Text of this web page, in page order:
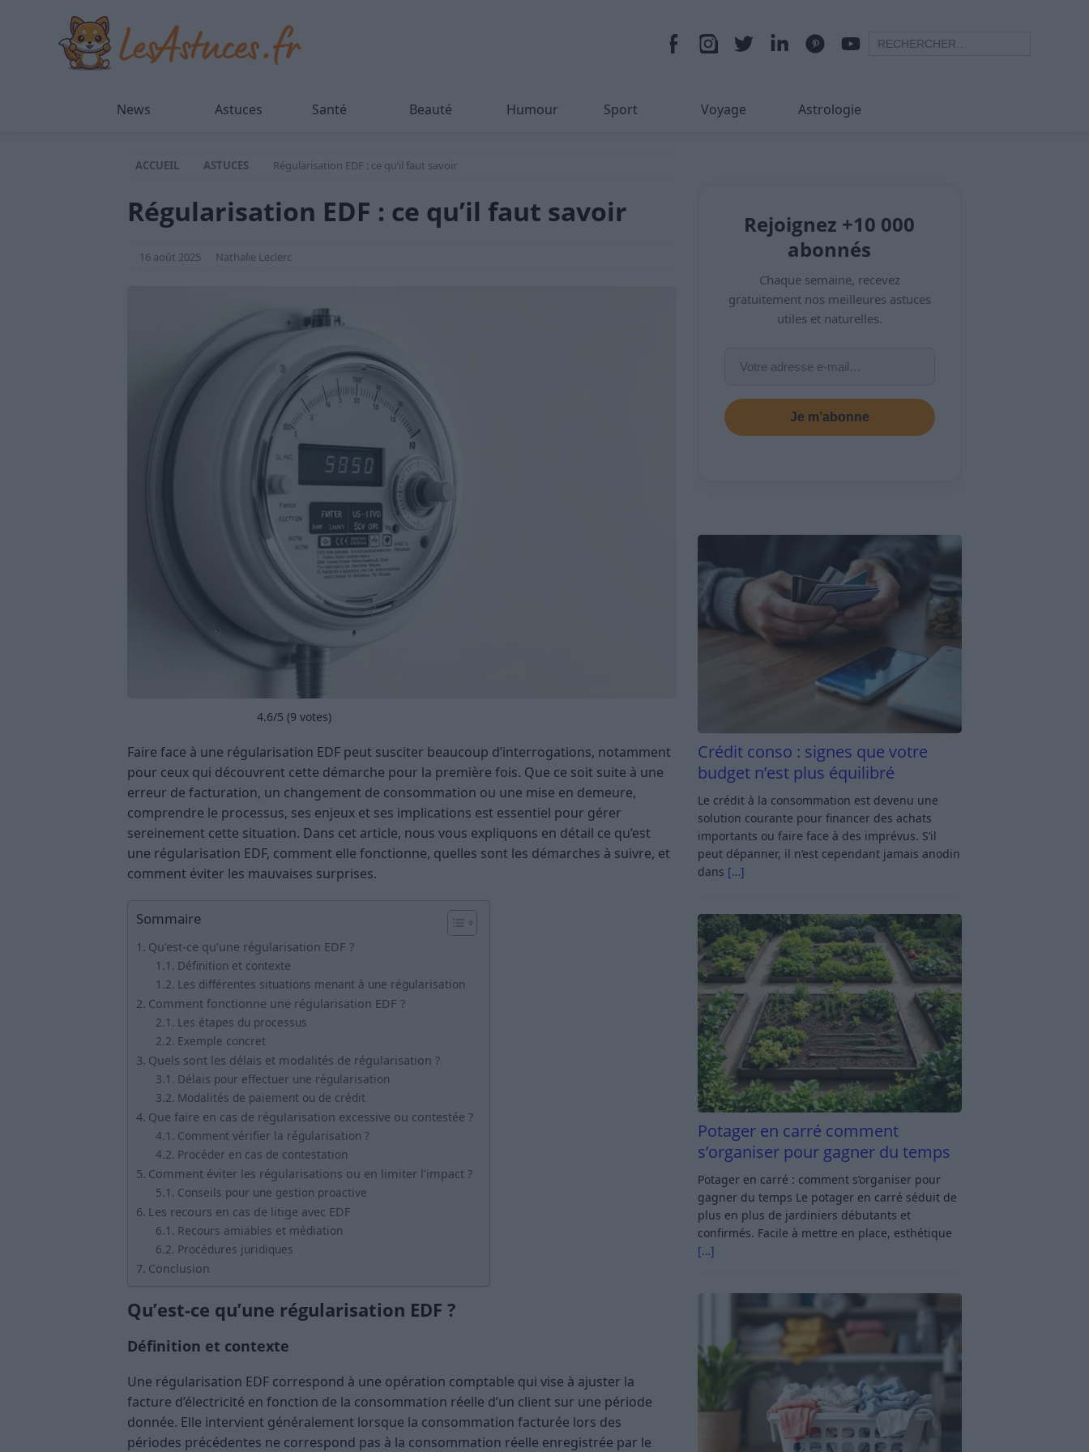
News Astuces Santé Beauté Humour Sport Voyage Astrologie
ACCUEIL ASTUCES Régularisation EDF : ce qu’il faut savoir
Régularisation EDF : ce qu’il faut savoir
16 août 2025 Nathalie Leclerc
4.6/5 (9 votes)
Faire face à une régularisation EDF peut susciter beaucoup d’interrogations, notamment
pour ceux qui découvrent cette démarche pour la première fois. Que ce soit suite à une
erreur de facturation, un changement de consommation ou une mise en demeure,
comprendre le processus, ses enjeux et ses implications est essentiel pour gérer
sereinement cette situation. Dans cet article, nous vous expliquons en détail ce qu’est
une régularisation EDF, comment elle fonctionne, quelles sont les démarches à suivre, et
comment éviter les mauvaises surprises.
Sommaire
Qu’est-ce qu’une régularisation EDF ?
Définition et contexte
Les différentes situations menant à une régularisation
Comment fonctionne une régularisation EDF ?
Les étapes du processus
Exemple concret
Quels sont les délais et modalités de régularisation ?
Délais pour effectuer une régularisation
Modalités de paiement ou de crédit
Que faire en cas de régularisation excessive ou contestée ?
Comment vérifier la régularisation ?
Procéder en cas de contestation
Comment éviter les régularisations ou en limiter l’impact ?
Conseils pour une gestion proactive
Les recours en cas de litige avec EDF
Recours amiables et médiation
Procédures juridiques
Conclusion
Qu’est-ce qu’une régularisation EDF ?
Définition et contexte
Une régularisation EDF correspond à une opération comptable qui vise à ajuster la
facture d’électricité en fonction de la consommation réelle d’un client sur une période
donnée. Elle intervient généralement lorsque la consommation facturée lors des
périodes précédentes ne correspond pas à la consommation réelle enregistrée par le
Rejoignez +10 000
abonnés
Chaque semaine, recevez
gratuitement nos meilleures astuces
utiles et naturelles.
Je m’abonne
Crédit conso : signes que votre
budget n’est plus équilibré
Le crédit à la consommation est devenu une
solution courante pour financer des achats
importants ou faire face à des imprévus. S’il
peut dépanner, il n’est cependant jamais anodin
dans […]
Potager en carré comment
s’organiser pour gagner du temps
Potager en carré : comment s’organiser pour
gagner du temps Le potager en carré séduit de
plus en plus de jardiniers débutants et
confirmés. Facile à mettre en place, esthétique
[…]